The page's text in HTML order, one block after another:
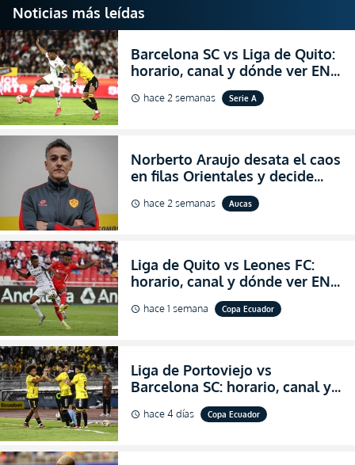
Noticias más leídas
Barcelona SC vs Liga de Quito:
horario, canal y dónde ver EN
VIVO la Fecha 22 de la LigaPro
2026
schedule hace 2 semanas Serie A
Norberto Araujo desata el caos
en filas Orientales y decide
abandonar la dirección técnica
de Aucas
schedule hace 2 semanas Aucas
Liga de Quito vs Leones FC:
horario, canal y dónde ver EN
VIVO los octavos de final de la
Copa Ecuador 2026
schedule hace 1 semana Copa Ecuador
Liga de Portoviejo vs
Barcelona SC: horario, canal y
dónde ver EN VIVO los octavos
de final de la Copa Ecuador
schedule hace 4 días Copa Ecuador